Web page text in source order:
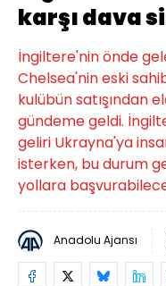
karşı dava
İngiltere'nin önde
Chelsea'nin eski
kulübün satışından
gündeme geldi.
geliri Ukrayna'ya
isterken, bu durum
yollara
Anadolu Ajansı